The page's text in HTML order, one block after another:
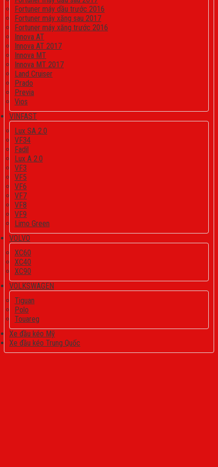
Fortuner máy dầu trước 2016
Fortuner máy xăng sau 2017
Fortuner máy xăng trước 2016
Innova AT
Innova AT 2017
Innova MT
Innova MT 2017
Land Cruiser
Prado
Previa
Vios
VINFAST
Lux SA 2.0
VF34
Fadil
Lux A 2.0
VF3
VF5
VF6
VF7
VF8
VF9
Limo Green
VOLVO
XC60
XC40
XC90
VOLKSWAGEN
Tiguan
Polo
Touareg
Xe đầu kéo Mỹ
Xe đầu kéo Trung Quốc